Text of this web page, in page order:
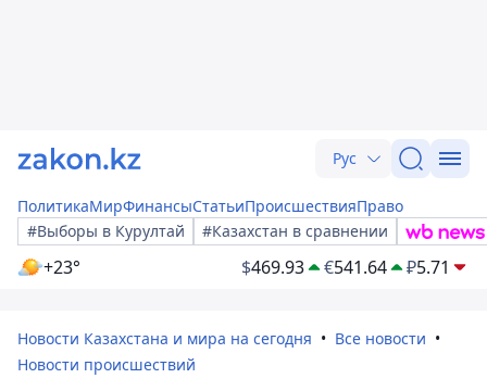
Рус
ПолитикаМирФинансыСтатьиПроисшествияПраво
#Выборы в Курултай
#Казахстан в сравнении
+23° $469.93 €541.64 ₽5.71
Новости Казахстана и мира на сегодня
Все новости
Новости происшествий